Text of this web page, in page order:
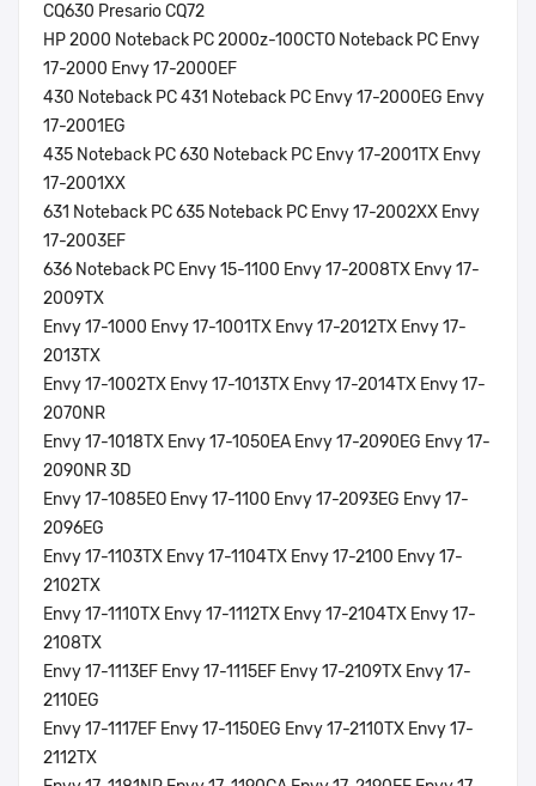
CQ630 Presario CQ72
HP 2000 Noteback PC 2000z-100CTO Noteback PC Envy
17-2000 Envy 17-2000EF
430 Noteback PC 431 Noteback PC Envy 17-2000EG Envy
17-2001EG
435 Noteback PC 630 Noteback PC Envy 17-2001TX Envy
17-2001XX
631 Noteback PC 635 Noteback PC Envy 17-2002XX Envy
17-2003EF
636 Noteback PC Envy 15-1100 Envy 17-2008TX Envy 17-
2009TX
Envy 17-1000 Envy 17-1001TX Envy 17-2012TX Envy 17-
2013TX
Envy 17-1002TX Envy 17-1013TX Envy 17-2014TX Envy 17-
2070NR
Envy 17-1018TX Envy 17-1050EA Envy 17-2090EG Envy 17-
2090NR 3D
Envy 17-1085EO Envy 17-1100 Envy 17-2093EG Envy 17-
2096EG
Envy 17-1103TX Envy 17-1104TX Envy 17-2100 Envy 17-
2102TX
Envy 17-1110TX Envy 17-1112TX Envy 17-2104TX Envy 17-
2108TX
Envy 17-1113EF Envy 17-1115EF Envy 17-2109TX Envy 17-
2110EG
Envy 17-1117EF Envy 17-1150EG Envy 17-2110TX Envy 17-
2112TX